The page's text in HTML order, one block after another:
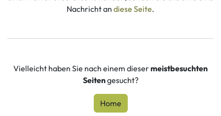
Nachricht an diese Seite.
Vielleicht haben Sie nach einem diesermeistbesuchten
Seitengesucht?
Home